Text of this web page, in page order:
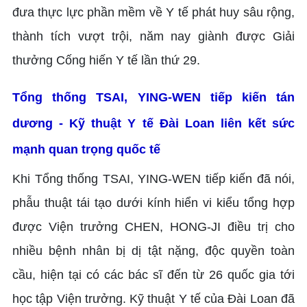
đưa thực lực phần mềm về Y tế phát huy sâu rộng,
thành tích vượt trội, năm nay giành được Giải
thưởng Cống hiến Y tế lần thứ 29.
Tổng thống TSAI, YING-WEN tiếp kiến tán
dương - Kỹ thuật Y tế Đài Loan liên kết sức
mạnh quan trọng quốc tế
Khi Tổng thống TSAI, YING-WEN tiếp kiến đã nói,
phẫu thuật tái tạo dưới kính hiển vi kiểu tổng hợp
được Viện trưởng CHEN, HONG-JI điều trị cho
nhiều bệnh nhân bị dị tật nặng, độc quyền toàn
cầu, hiện tại có các bác sĩ đến từ 26 quốc gia tới
học tập Viện trưởng. Kỹ thuật Y tế của Đài Loan đã